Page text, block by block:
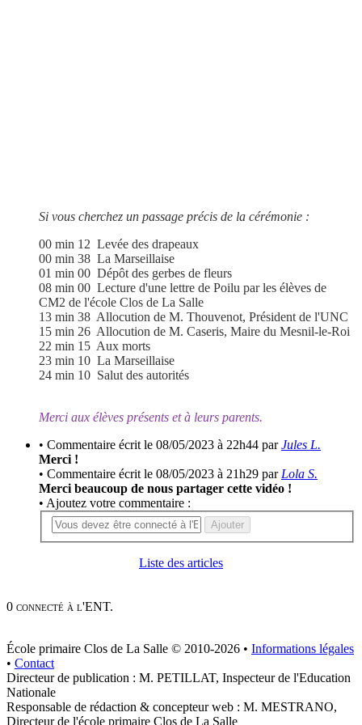
Si vous cherchez un passage précis de la cérémonie :
00 min 12 Levée des drapeaux
00 min 38 La Marseillaise
01 min 00 Dépôt des gerbes de fleurs
08 min 00 Lecture d'une lettre de Poilu par les élèves de
CM2 de l'école Clos de La Salle
13 min 38 Allocution de M. Thouvenot, Président de l'UNC
15 min 26 Allocution de M. Caseris, Maire du Mesnil-le-Roi
22 min 15 Aux morts
23 min 10 La Marseillaise
24 min 10 Salut des autorités
Merci aux élèves présents et à leurs parents.
• Commentaire écrit le 08/05/2023 à 22h44 parJules L.
Merci !
• Commentaire écrit le 08/05/2023 à 21h29 par Lola S.
Merci beaucoup de nous partager cette vidéo !
• Ajoutez votre commentaire :
Ajouter
Liste des articles
0 connecté à l'ENT.
École primaire Clos de La Salle © 2010-2026 • Informations légales
• Contact
Directeur de publication : M. PETILLAT, Inspecteur de l'Education
Nationale
Responsable de rédaction & concepteur web : M. MESTRANO,
Directeur de l'école primaire Clos de La Salle